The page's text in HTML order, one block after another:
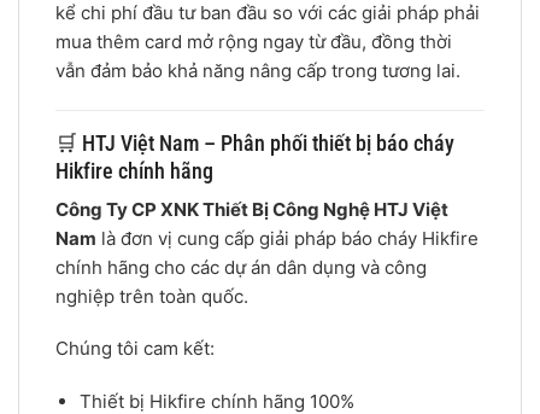
kể chi phí đầu tư ban đầu so với các giải pháp phải
mua thêm card mở rộng ngay từ đầu, đồng thời
vẫn đảm bảo khả năng nâng cấp trong tương lai.
🛒 HTJ Việt Nam – Phân phối thiết bị báo cháy
Hikfire chính hãng
Công Ty CP XNK Thiết Bị Công Nghệ HTJ Việt
Nam là đơn vị cung cấp giải pháp báo cháy Hikfire
chính hãng cho các dự án dân dụng và công
nghiệp trên toàn quốc.
Chúng tôi cam kết:
Thiết bị Hikfire chính hãng 100%